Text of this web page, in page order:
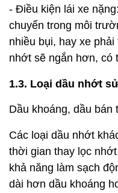
- Điều kiện lái xe
chuyển trong môi
nhiều bụi, hay xe
nhớt sẽ ngắn hơn, có
1.3. Loại dầu nhớt
Dầu khoáng, dầu
Các loại dầu nhớt
thời gian thay lọc
khả năng làm sạch
dài hơn dầu khoáng